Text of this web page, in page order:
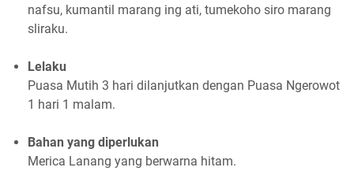
nafsu, kumantil marang ing ati, tumekoho siro marang
sliraku.
Lelaku
Puasa Mutih 3 hari dilanjutkan dengan Puasa Ngerowot
1 hari 1 malam.
Bahan yang diperlukan
Merica Lanang yang berwarna hitam.